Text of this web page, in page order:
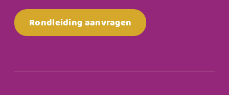
Rondleiding aanvragen